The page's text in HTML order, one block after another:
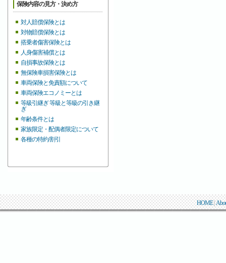
保険内容の見方・決め方
対人賠償保険とは
対物賠償保険とは
搭乗者傷害保険とは
人身傷害補償とは
自損事故保険とは
無保険車損害保険とは
車両保険と免責額について
車両保険エコノミーとは
等級引継ぎ 等級と等級の引き継
ぎ
年齢条件とは
家族限定・配偶者限定について
各種の特約/割引
HOME|